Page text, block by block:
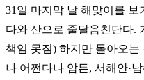
31일 마지막 날 해맞이를
다와 산으로 줄달음친단다.
책임 못짐) 하지만 돌아오
나 어쩐다나 암튼, 서해안·